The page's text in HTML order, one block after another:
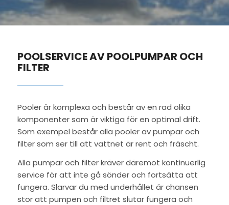
POOLSERVICE AV POOLPUMPAR OCH
FILTER
Pooler är komplexa och består av en rad olika
komponenter som är viktiga för en optimal drift.
Som exempel består alla pooler av pumpar och
filter som ser till att vattnet är rent och fräscht.
Alla pumpar och filter kräver däremot kontinuerlig
service för att inte gå sönder och fortsätta att
fungera. Slarvar du med underhållet är chansen
stor att pumpen och filtret slutar fungera och